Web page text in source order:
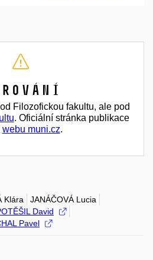
Filozofickou fakultu, ale pod
. Oficiální stránka publikace
webu muni.cz.
Klára
JANÁČOVÁ Lucia
David
Pavel